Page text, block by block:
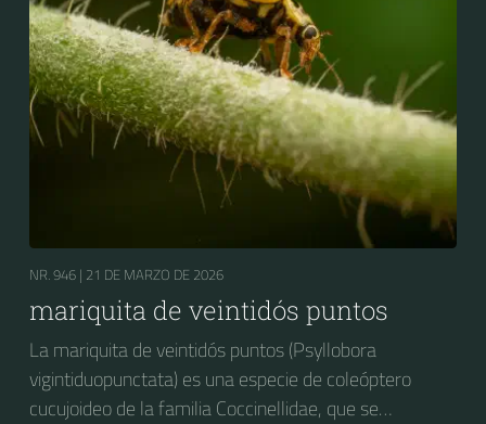
NR. 946 | 21 DE MARZO DE 2026
mariquita de veintidós puntos
La mariquita de veintidós puntos (Psyllobora
vigintiduopunctata) es una especie de coleóptero
cucujoideo de la familia Coccinellidae, que se